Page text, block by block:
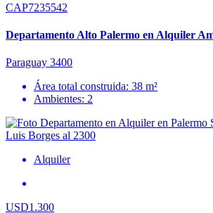
CAP7235542
Departamento Alto Palermo en Alquiler
Paraguay 3400
Área total construida: 38 m²
Ambientes: 2
Alquiler
USD1.300